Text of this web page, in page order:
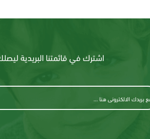
اشترك في قائمتنا البريدية